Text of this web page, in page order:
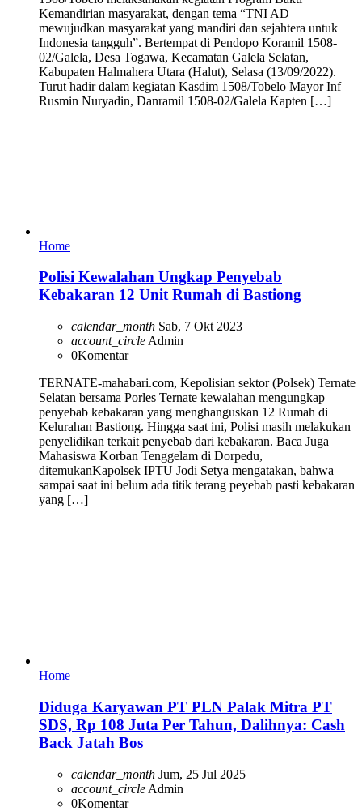
Kemandirian masyarakat, dengan tema “TNI AD
mewujudkan masyarakat yang mandiri dan sejahtera untuk
Indonesia tangguh”. Bertempat di Pendopo Koramil 1508-
02/Galela, Desa Togawa, Kecamatan Galela Selatan,
Kabupaten Halmahera Utara (Halut), Selasa (13/09/2022).
Turut hadir dalam kegiatan Kasdim 1508/Tobelo Mayor Inf
Rusmin Nuryadin, Danramil 1508-02/Galela Kapten […]
Home
Polisi Kewalahan Ungkap Penyebab
Kebakaran 12 Unit Rumah di Bastiong
calendar_month Sab, 7 Okt 2023
account_circle Admin
0Komentar
TERNATE-mahabari.com, Kepolisian sektor (Polsek) Ternate
Selatan bersama Porles Ternate kewalahan mengungkap
penyebab kebakaran yang menghanguskan 12 Rumah di
Kelurahan Bastiong. Hingga saat ini, Polisi masih melakukan
penyelidikan terkait penyebab dari kebakaran. Baca Juga
Mahasiswa Korban Tenggelam di Dorpedu,
ditemukanKapolsek IPTU Jodi Setya mengatakan, bahwa
sampai saat ini belum ada titik terang peyebab pasti kebakaran
yang […]
Home
Diduga Karyawan PT PLN Palak Mitra PT
SDS, Rp 108 Juta Per Tahun, Dalihnya: Cash
Back Jatah Bos
calendar_month Jum, 25 Jul 2025
account_circle Admin
0Komentar